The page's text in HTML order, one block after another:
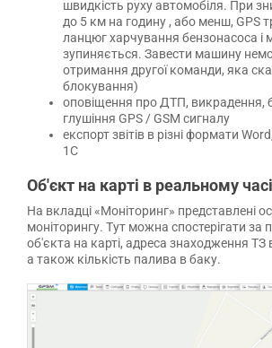
швидкість руху автомобіля. При
до 5 км на годину , або менш, GPS
ланцюг харчування бензонасоса і
зупиняється. Завести машину
отримання другої команди, яка
блокування)
оповіщення про ДТП, викрадення,
глушіння GPS / GSM сигналу
експорт звітів в різні формати
1С
Об'єкт на карті в реальному часі
На вкладці «Моніторинг» представлені
моніторингу. Тут можна спостерігати за
об'єкта на карті, адреса знаходження ТЗ
а також кількість палива в баку.